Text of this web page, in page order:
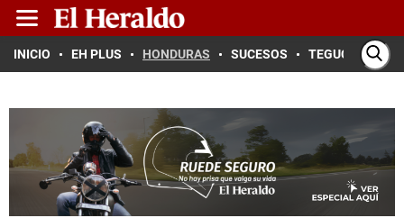
INICIO EH PLUS HONDURAS SUCESOS TEGUCIGALPA